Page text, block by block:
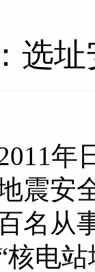
选
年
震安
名从
核电